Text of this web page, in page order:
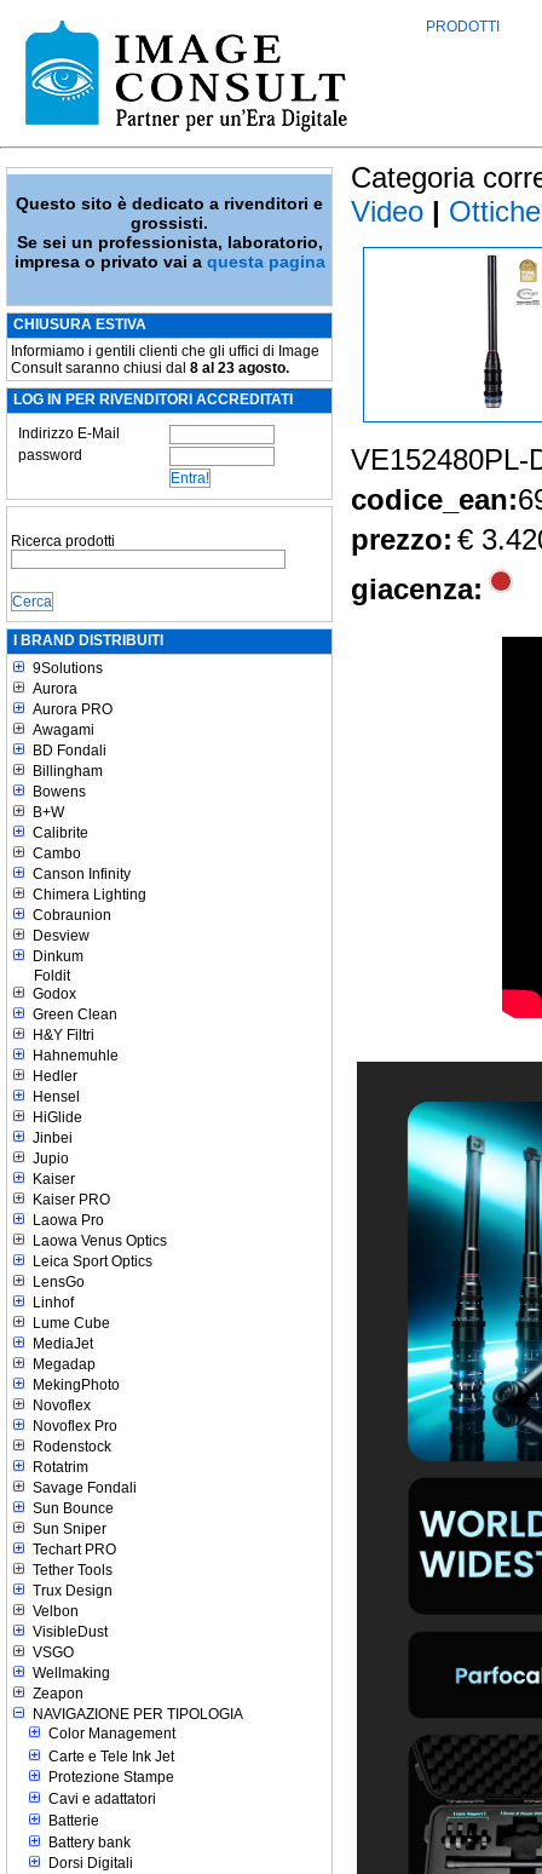
PRODOTTI
Questo sito è dedicato a rivenditori e
grossisti.
Se sei un professionista, laboratorio,
impresa o privato vai a questa pagina
CHIUSURA ESTIVA
Informiamo i gentili clienti che gli uffici di Image
Consult saranno chiusi dal 8 al 23 agosto.
LOG IN PER RIVENDITORI ACCREDITATI
Indirizzo E-Mail
password
Ricerca prodotti
I BRAND DISTRIBUITI
9Solutions
Aurora
Aurora PRO
Awagami
BD Fondali
Billingham
Bowens
B+W
Calibrite
Cambo
Canson Infinity
Chimera Lighting
Cobraunion
Desview
Dinkum
Foldit
Godox
Green Clean
H&Y Filtri
Hahnemuhle
Hedler
Hensel
HiGlide
Jinbei
Jupio
Kaiser
Kaiser PRO
Laowa Pro
Laowa Venus Optics
Leica Sport Optics
LensGo
Linhof
Lume Cube
MediaJet
Megadap
MekingPhoto
Novoflex
Novoflex Pro
Rodenstock
Rotatrim
Savage Fondali
Sun Bounce
Sun Sniper
Techart PRO
Tether Tools
Trux Design
Velbon
VisibleDust
VSGO
Wellmaking
Zeapon
NAVIGAZIONE PER TIPOLOGIA
Color Management
Carte e Tele Ink Jet
Protezione Stampe
Cavi e adattatori
Batterie
Battery bank
Dorsi Digitali
Categoria
Video |
VE152480PL-
codice_ean:
prezzo: €
giacenza: